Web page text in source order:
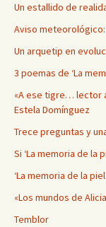
Un estallido de
Aviso meteorológico:
Un arquetip en
3 poemas de ‘La
«A ese tigre… lector
Estela Domínguez
Trece preguntas y
Si ‘La memoria de la
‘La memoria de la
«Los mundos de
Temblor